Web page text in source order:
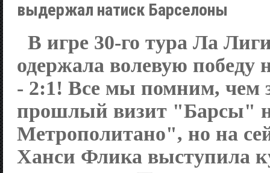
выдержал натиск Барселоны
В игре 30-го тура Ла
одержала волевую победу
- 2:1! Все мы помним, чем
прошлый визит "Барсы"
Метрополитано", но на
Ханси Флика выступила